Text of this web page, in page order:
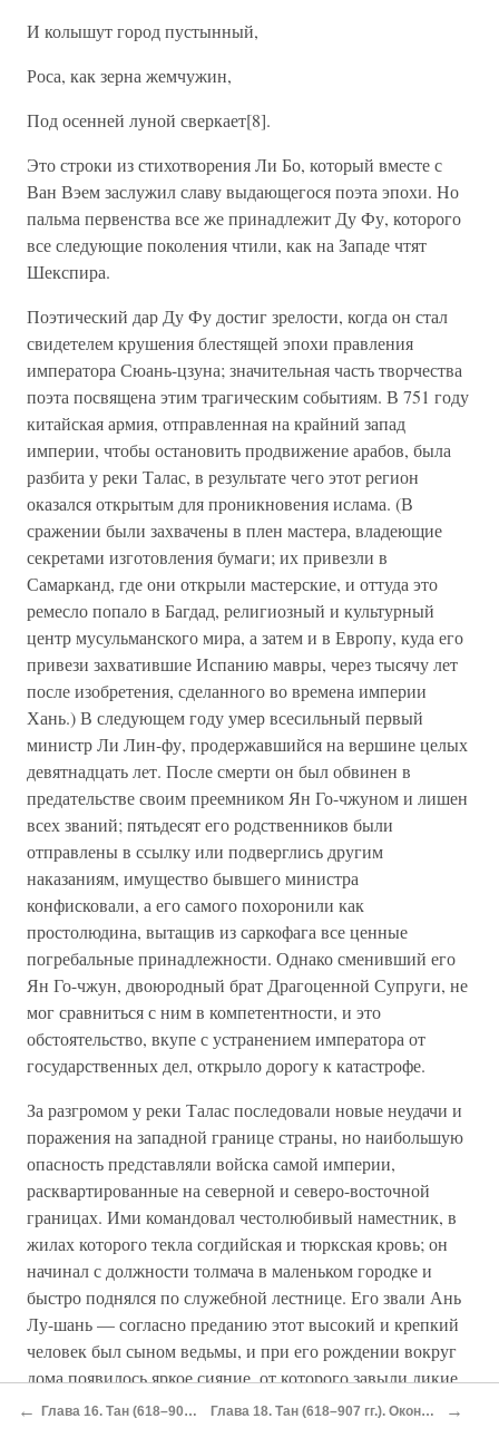
И колышут город пустынный,
Роса, как зерна жемчужин,
Под осенней луной сверкает[8].
Это строки из стихотворения Ли Бо, который вместе с
Ван Вэем заслужил славу выдающегося поэта эпохи. Но
пальма первенства все же принадлежит Ду Фу, которого
все следующие поколения чтили, как на Западе чтят
Шекспира.
Поэтический дар Ду Фу достиг зрелости, когда он стал
свидетелем крушения блестящей эпохи правления
императора Сюань-цзуна; значительная часть творчества
поэта посвящена этим трагическим событиям. В 751 году
китайская армия, отправленная на крайний запад
империи, чтобы остановить продвижение арабов, была
разбита у реки Талас, в результате чего этот регион
оказался открытым для проникновения ислама. (В
сражении были захвачены в плен мастера, владеющие
секретами изготовления бумаги; их привезли в
Самарканд, где они открыли мастерские, и оттуда это
ремесло попало в Багдад, религиозный и культурный
центр мусульманского мира, а затем и в Европу, куда его
привези захватившие Испанию мавры, через тысячу лет
после изобретения, сделанного во времена империи
Хань.) В следующем году умер всесильный первый
министр Ли Лин-фу, продержавшийся на вершине целых
девятнадцать лет. После смерти он был обвинен в
предательстве своим преемником Ян Го-чжуном и лишен
всех званий; пятьдесят его родственников были
отправлены в ссылку или подверглись другим
наказаниям, имущество бывшего министра
конфисковали, а его самого похоронили как
простолюдина, вытащив из саркофага все ценные
погребальные принадлежности. Однако сменивший его
Ян Го-чжун, двоюродный брат Драгоценной Супруги, не
мог сравниться с ним в компетентности, и это
обстоятельство, вкупе с устранением императора от
государственных дел, открыло дорогу к катастрофе.
За разгромом у реки Талас последовали новые неудачи и
поражения на западной границе страны, но наибольшую
опасность представляли войска самой империи,
расквартированные на северной и северо-восточной
границах. Ими командовал честолюбивый наместник, в
жилах которого текла согдийская и тюркская кровь; он
начинал с должности толмача в маленьком городке и
быстро поднялся по служебной лестнице. Его звали Ань
Лу-шань — согласно преданию этот высокий и крепкий
человек был сыном ведьмы, и при его рождении вокруг
дома появилось яркое сияние, от которого завыли дикие
звери, — и он жестоко враждовал с Ян Го-чжуном. Когда
← Глава 16. Тан (618–907 гг.) Глава 18. Тан (618–907 гг.). Окончание →